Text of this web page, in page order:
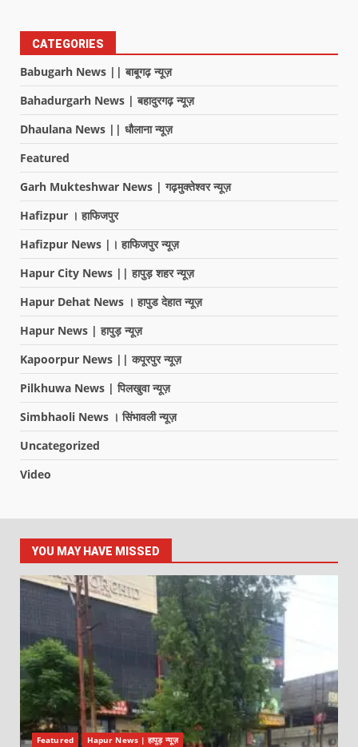
CATEGORIES
Babugarh News || बाबूगढ़ न्यूज़
Bahadurgarh News | बहादुरगढ़ न्यूज़
Dhaulana News || धौलाना न्यूज़
Featured
Garh Mukteshwar News | गढ़मुक्तेश्वर न्यूज़
Hafizpur । हाफिजपुर
Hafizpur News |। हाफिजपुर न्यूज़
Hapur City News || हापुड़ शहर न्यूज़
Hapur Dehat News । हापुड देहात न्यूज़
Hapur News | हापुड़ न्यूज़
Kapoorpur News || कपूरपुर न्यूज़
Pilkhuwa News | पिलखुवा न्यूज़
Simbhaoli News । सिंभावली न्यूज़
Uncategorized
Video
YOU MAY HAVE MISSED
Featured Hapur News | हापुड़ न्यूज़